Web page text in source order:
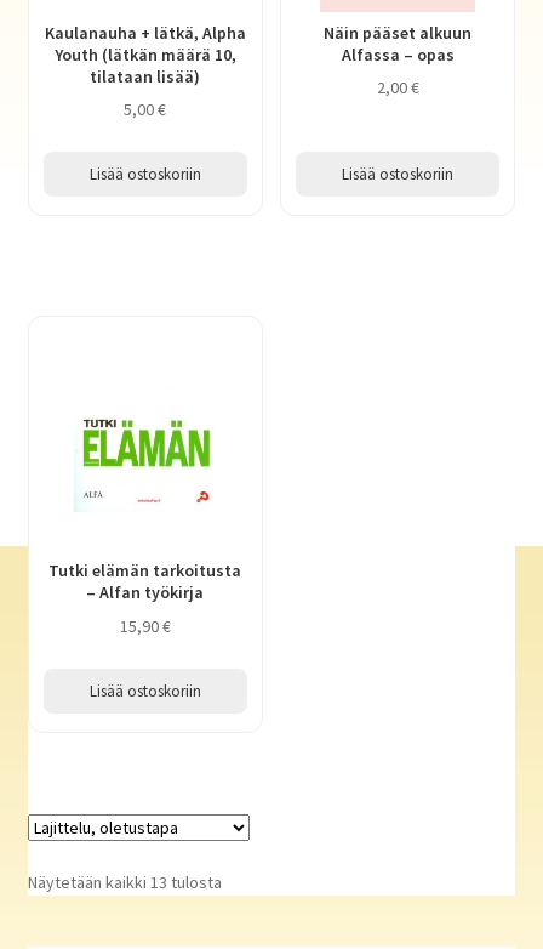
Kaulanauha + lätkä, Alpha
Youth (lätkän määrä 10,
tilataan lisää)
5,00€
Lisää ostoskoriin
Näin pääset alkuun
Alfassa – opas
2,00€
Lisää ostoskoriin
Tutki elämän tarkoitusta
– Alfan työkirja
15,90€
Lisää ostoskoriin
Näytetään kaikki 13 tulosta